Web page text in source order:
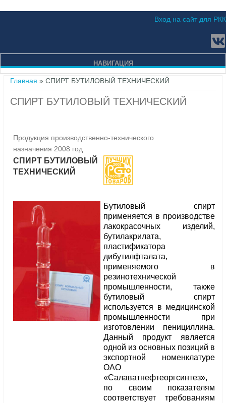
Вход на сайт для РКК
НАВИГАЦИЯ
Вы здесь
Главная » СПИРТ БУТИЛОВЫЙ ТЕХНИЧЕСКИЙ
СПИРТ БУТИЛОВЫЙ ТЕХНИЧЕСКИЙ
Продукция производственно-технического
назначения 2008 год
СПИРТ БУТИЛОВЫЙ
ТЕХНИЧЕСКИЙ
Бутиловый спирт
применяется в производстве
лакокрасочных изделий,
бутилакрилата,
пластификатора
дибутилфталата,
применяемого в
резинотехнической
промышленности, также
бутиловый спирт
используется в медицинской
промышленности при
изготовлении пенициллина.
Данный продукт является
одной из основных позиций в
экспортной номенклатуре
ОАО
«Салаватнефтеоргсинтез»,
по своим показателям
соответствует требованиям